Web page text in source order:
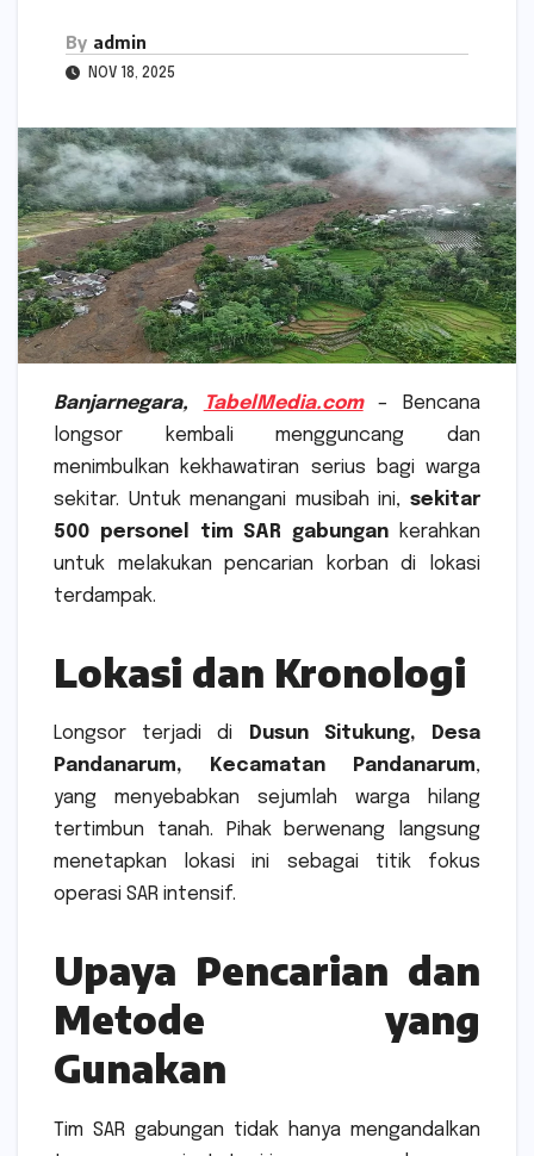
By admin
NOV 18, 2025
Banjarnegara, TabelMedia.com –
Bencana
longsor kembali mengguncang dan
menimbulkan kekhawatiran serius bagi warga
sekitar. Untuk menangani musibah ini, sekitar
500 personel tim SAR gabungan kerahkan
untuk melakukan pencarian korban di lokasi
terdampak.
Lokasi dan Kronologi
Longsor terjadi di Dusun Situkung, Desa
Pandanarum, Kecamatan Pandanarum,
yang menyebabkan sejumlah warga hilang
tertimbun tanah. Pihak berwenang langsung
menetapkan lokasi ini sebagai titik fokus
operasi SAR intensif.
Upaya Pencarian dan
Metode yang
Gunakan
Tim SAR gabungan tidak hanya mengandalkan